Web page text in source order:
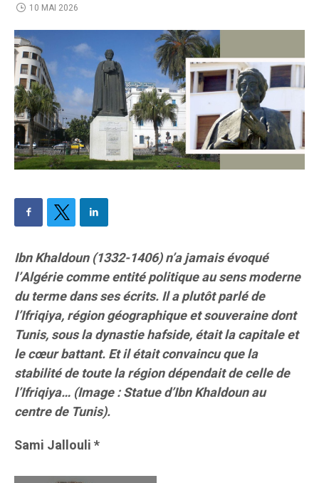
10 MAI 2026
Ibn Khaldoun (1332-1406) n’a jamais évoqué
l’Algérie comme entité politique au sens moderne
du terme dans ses écrits. Il a plutôt parlé de
l’Ifriqiya, région géographique et souveraine dont
Tunis, sous la dynastie hafside, était la capitale et
le cœur battant. Et il était convaincu que la
stabilité de toute la région dépendait de celle de
l’Ifriqiya… (Image : Statue d’Ibn Khaldoun au
centre de Tunis).
Sami Jallouli *